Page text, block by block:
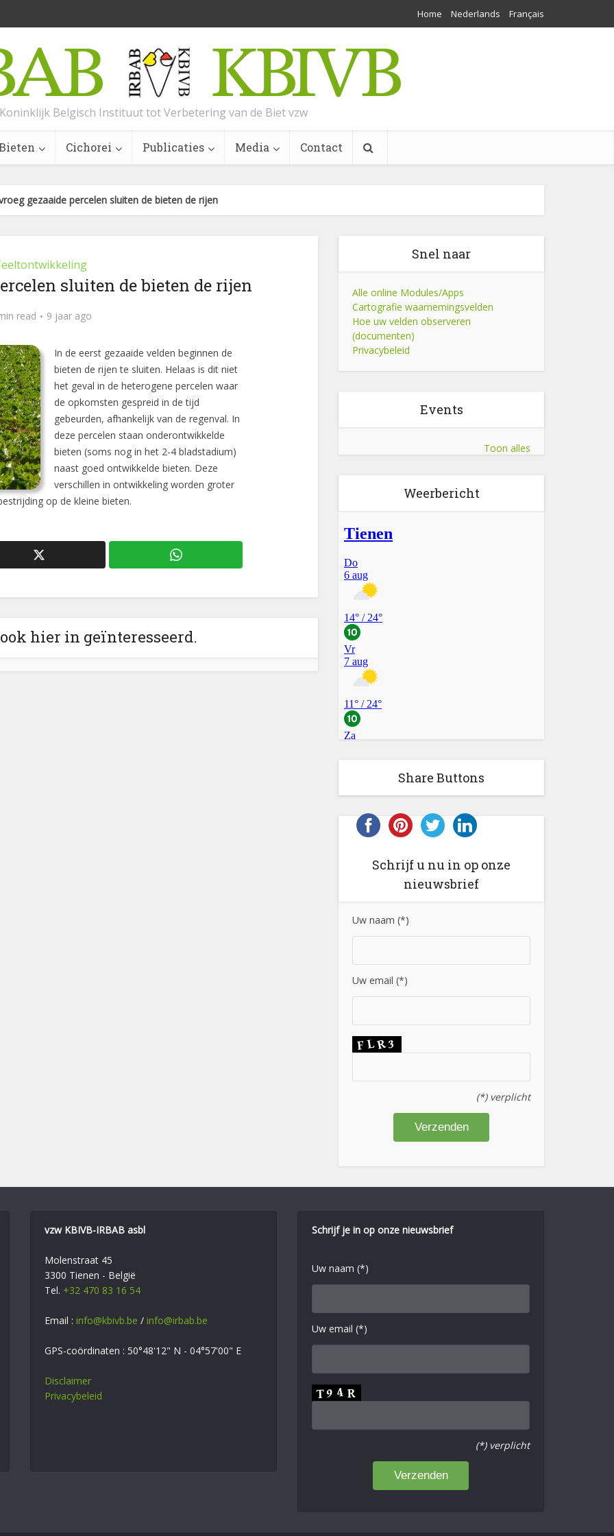
Home Nederlands Français
Koninklijk Belgisch Instituut tot Verbetering van de Biet vzw
Cichorei Publicaties Media Contact
gezaaide percelen sluiten de bieten de rijen
sluiten de bieten de rijen
read 9 jaar ago
In de eerst gezaaide velden beginnen de
bieten de rijen te sluiten. Helaas is dit niet
het geval in de heterogene percelen waar
de opkomsten gespreid in de tijd
gebeurden, afhankelijk van de regenval. In
deze percelen staan onderontwikkelde
bieten (soms nog in het 2-4 bladstadium)
naast goed ontwikkelde bieten. Deze
verschillen in ontwikkeling worden groter
op de kleine bieten.
hier in geïnteresseerd.
Snel naar
Alle online Modules/Apps
Cartografie waarnemingsvelden
Hoe uw velden observeren
(documenten)
Privacybeleid
Events
Toon alles
Weerbericht
Share Buttons
Schrijf u nu in op onze
nieuwsbrief
Uw naam (*)
Uw email (*)
(*) verplicht
vzw KBIVB-IRBAB asbl
Molenstraat 45
3300 Tienen - België
Tel. +32 470 83 16 54
Email : info@kbivb.be / info@irbab.be
GPS-coördinaten : 50°48'12" N - 04°57'00" E
Disclaimer
Privacybeleid
Schrijf je in op onze nieuwsbrief
Uw naam (*)
Uw email (*)
(*) verplicht